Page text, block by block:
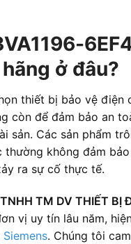
ở đâu?
thiết bị bảo vệ điện
còn để đảm bảo an
sản. Các sản phẩm
thường không đảm
ra sự cố thực tế.
TM DV THIẾT BỊ
vị uy tín lâu năm,
. Chúng tôi